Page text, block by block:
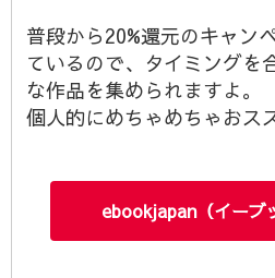
普段から20%還元のキャン
ているので、タイミングを
な作品を集められますよ。
個人的にめちゃめちゃおス
ebookjapan（イーブ